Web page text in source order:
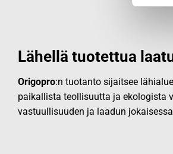
Lähellä tuotettua
Origopro:n tuotanto sijaitsee
paikallista teollisuutta ja ekologista
vastuullisuuden ja laadun